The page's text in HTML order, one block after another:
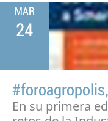
MAR
24
En su primera